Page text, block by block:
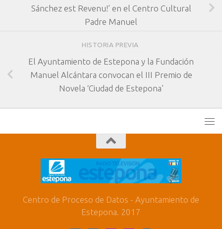
Sánchez est Revenu!’ en el Centro Cultural
Padre Manuel
HISTORIA PREVIA
El Ayuntamiento de Estepona y la Fundación
Manuel Alcántara convocan el III Premio de
Novela ‘Ciudad de Estepona’
Centro de Proceso de Datos - Ayuntamiento de
Estepona. 2017